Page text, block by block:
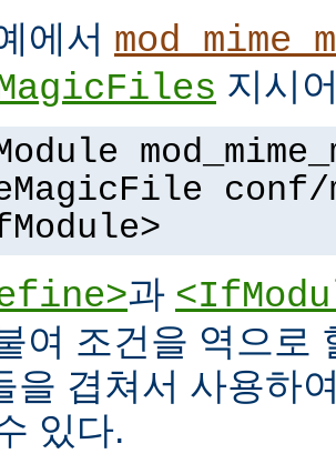
에서
지시
conf/
과
여 조건을 역으로
을 겹쳐서 사용하
있다.